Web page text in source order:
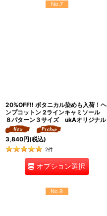
No.7
20%OFF!! ボタニカル染めも入荷！ヘ
ンプコットン 2ラインキャミソール
８パターン３サイズ ukAオリジナル
3,840円(税込)
2件
オプション選択
No.9